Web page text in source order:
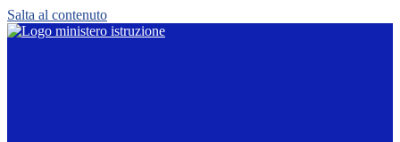
Salta al contenuto